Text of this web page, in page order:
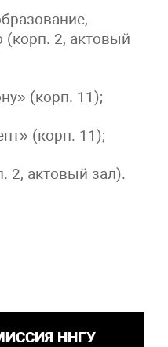
(корп. 2, актовый
(корп. 11);
(корп. 11);
2, актовый зал).
ННГУ